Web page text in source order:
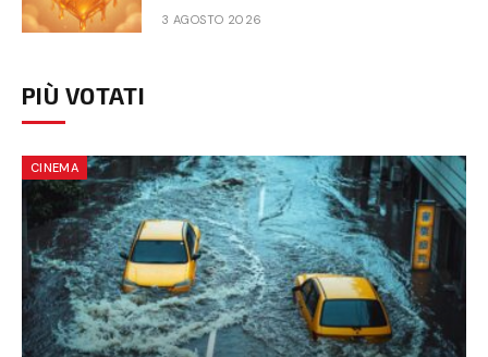
3 AGOSTO 2026
PIÙ VOTATI
CINEMA